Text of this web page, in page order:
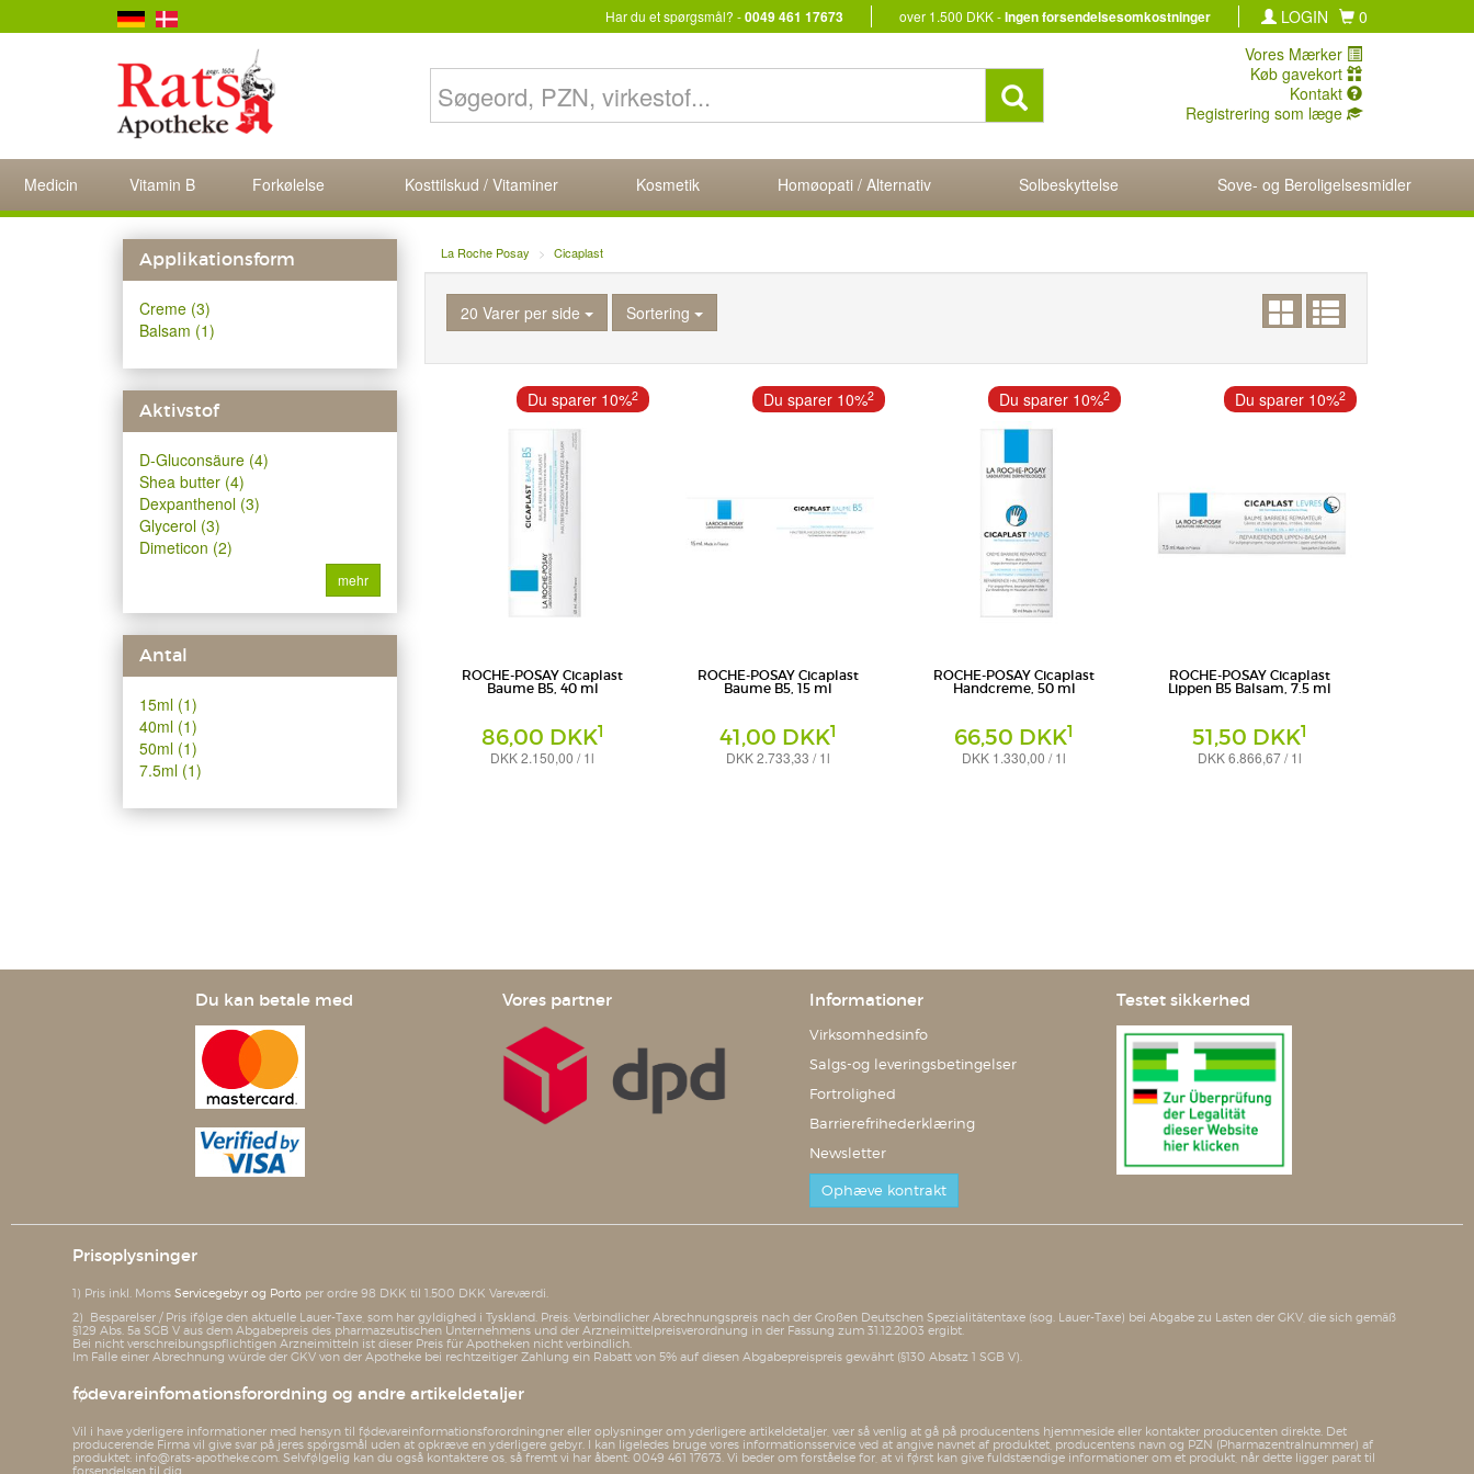
Har du et spørgsmål? -0049 461 17673 over 1.500 DKK -Ingen forsendelsesomkostninger LOGIN
0
Vores Mærker
Køb gavekort
Kontakt
Registrering som læge
Medicin Vitamin B Forkølelse Kosttilskud / Vitaminer Kosmetik Homøopati / Alternativ Solbeskyttelse Sove- og Beroligelsesmidler
Applikationsform
Creme (3)
Balsam (1)
Aktivstof
D-Gluconsäure (4)
Shea butter (4)
Dexpanthenol (3)
Glycerol (3)
Dimeticon (2)
mehr
Antal
15ml (1)
40ml (1)
50ml (1)
7.5ml (1)
La Roche Posay Cicaplast
20 Varer per side Sortering
ROCHE-POSAY Cicaplast
Baume B5, 40 ml
86,00 DKK1
DKK 2.150,00 / 1l
Du sparer 10%2
ROCHE-POSAY Cicaplast
Baume B5, 15 ml
41,00 DKK1
DKK 2.733,33 / 1l
Du sparer 10%2
ROCHE-POSAY Cicaplast
Handcreme, 50 ml
66,50 DKK1
DKK 1.330,00 / 1l
Du sparer 10%2
ROCHE-POSAY Cicaplast
Lippen B5 Balsam, 7.5 ml
51,50 DKK1
DKK 6.866,67 / 1l
Du sparer 10%2
Du kan betale med Vores partner Informationer
Virksomhedsinfo
Salgs-og leveringsbetingelser
Fortrolighed
Barrierefrihederklæring
Newsletter
Ophæve kontrakt
Testet sikkerhed
Prisoplysninger
1) Pris inkl. Moms Servicegebyr og Porto per ordre 98 DKK til 1.500 DKK Vareværdi.
2) Besparelser / Pris ifølge den aktuelle Lauer-Taxe, som har gyldighed i Tyskland. Preis: Verbindlicher Abrechnungspreis nach der Großen Deutschen Spezialitätentaxe (sog. Lauer-Taxe) bei Abgabe zu Lasten der GKV, die sich gemäß
§129 Abs. 5a SGB V aus dem Abgabepreis des pharmazeutischen Unternehmens und der Arzneimittelpreisverordnung in der Fassung zum 31.12.2003 ergibt.
Bei nicht verschreibungspflichtigen Arzneimitteln ist dieser Preis für Apotheken nicht verbindlich.
Im Falle einer Abrechnung würde der GKV von der Apotheke bei rechtzeitiger Zahlung ein Rabatt von 5% auf diesen Abgabepreispreis gewährt (§130 Absatz 1 SGB V).
fødevareinfomationsforordning og andre artikeldetaljer
Vil i have yderligere informationer med hensyn til fødevareinformationsforordningner eller oplysninger om yderligere artikeldetaljer, vær så venlig at gå på producentens hjemmeside eller kontakter producenten direkte. Det
producerende Firma vil give svar på jeres spørgsmål uden at opkræve en yderligere gebyr. I kan ligeledes bruge vores informationsservice ved at angive navnet af produktet, producentens navn og PZN (Pharmazentralnummer) af
produktet: info@rats-apotheke.com. Selvfølgelig kan du også kontaktere os, så fremt vi har åbent: 0049 461 17673. Vi beder om forståelse for, at vi først kan give fuldstændige informationer om et produkt, når dette ligger parat til
forsendelsen til dig